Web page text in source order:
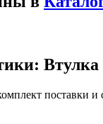
поставки и